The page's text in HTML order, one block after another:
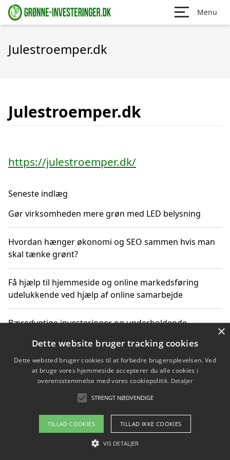
Menu
Julestroemper.dk
Julestroemper.dk
https://julestroemper.dk/
Seneste indlæg
Gør virksomheden mere grøn med LED belysning
Hvordan hænger økonomi og SEO sammen hvis man
skal tænke grønt?
Få hjælp til hjemmeside og online markedsføring
udelukkende ved hjælp af online samarbejde
Bæredygtige investeringer og underholdende
Sådan kan online møder for virksomheder fremme
grønne investeringer
Copyright 2026 - Pilanto Aps
Om / kontakt
×
Dette website bruger tracking cookies
Dette websted bruger cookies til at forbedre brugeroplevelsen. Ved
at bruge vores hjemmeside accepterer du alle cookies i
overensstemmelse med vores cookiepolitik. Detaljer
STRENGT NØDVENDIGE
TILLAD COOKIES TILLAD IKKE COOKIES
VIS DETALJER